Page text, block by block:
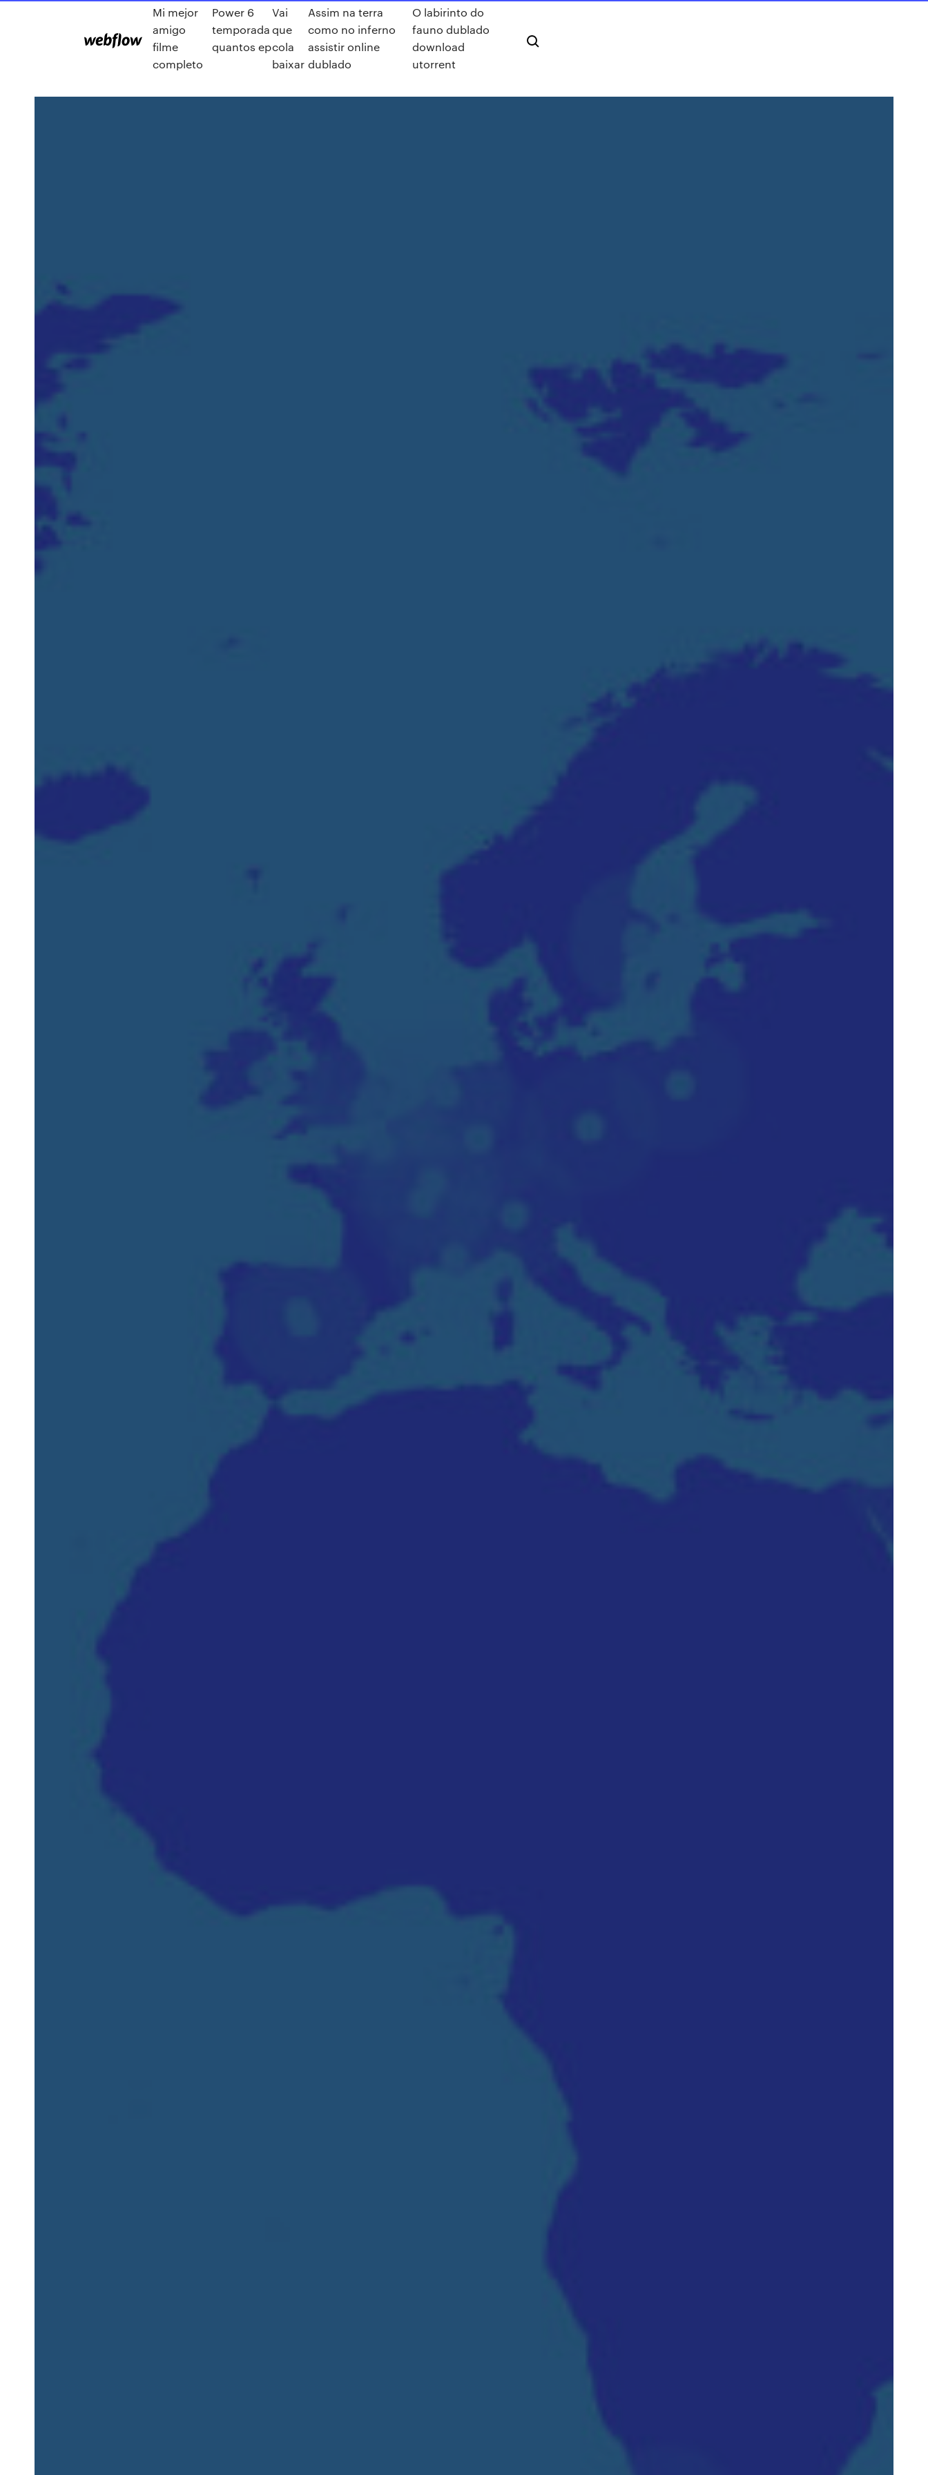
Mi mejor
amigo
filme
completo
Power 6
temporada
quantos ep
Vai
que
cola
baixar
Assim na terra
como no inferno
assistir online
dublado
O labirinto do
fauno dublado
download
utorrent